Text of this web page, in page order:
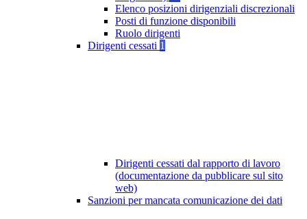
Elenco posizioni dirigenziali discrezionali
Posti di funzione disponibili
Ruolo dirigenti
Dirigenti cessati 1
Dirigenti cessati dal rapporto di lavoro
(documentazione da pubblicare sul sito
web)
Sanzioni per mancata comunicazione dei dati